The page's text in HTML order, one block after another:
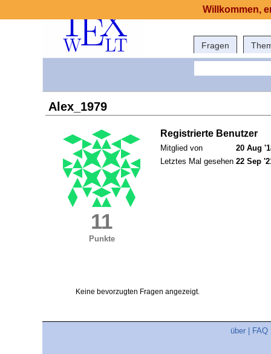
Fragen
Alex_1979
11
Punkte
Registrierte Benutzer
Mitglied von
20 Aug
Letztes Mal gesehen 22 Sep
Keine bevorzugten Fragen angezeigt.
über FAQ
Willkommen,